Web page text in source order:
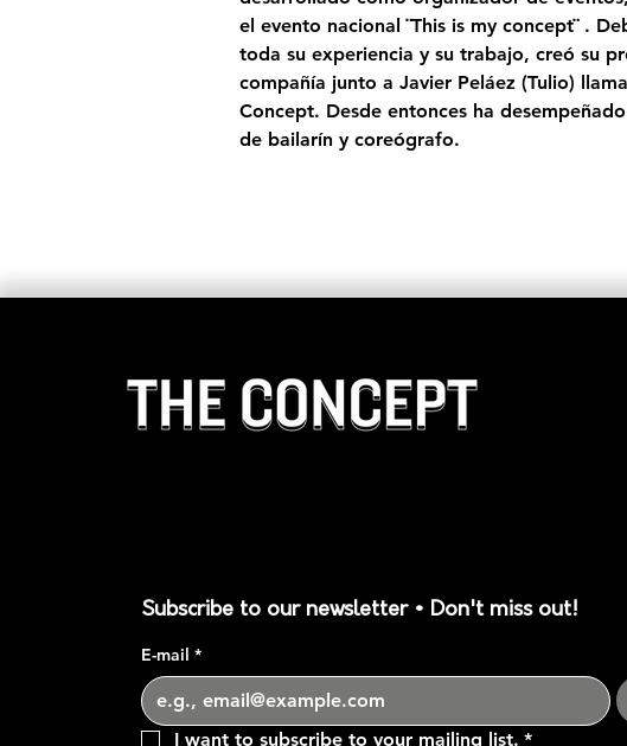
el evento nacional ¨This is my concept¨ .
toda su experiencia y su trabajo, creó su
compañía junto a Javier Peláez (Tulio)
Concept. Desde entonces ha
de bailarín y coreógrafo.
Subscribe to our newsletter • Don't miss out!
E-mail *
I want to subscribe to your mailing list. *